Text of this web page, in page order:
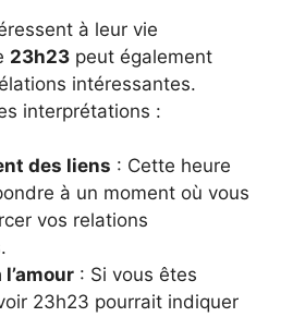
à leur vie
23h23 peut également
intéressantes.
interprétations :
des liens : Cette heure
à un moment où vous
vos relations
: Si vous êtes
23h23 pourrait indiquer